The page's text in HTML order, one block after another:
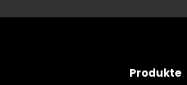
EINTRÄCHTIG
Produkte